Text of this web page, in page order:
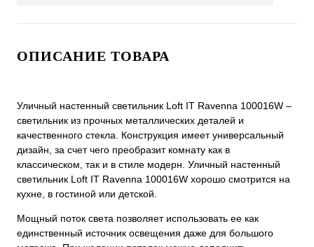
ОПИСАНИЕ ТОВАРА
Уличный настенный светильник Loft IT Ravenna 100016W –
светильник из прочных металлических деталей и
качественного стекла. Конструкция имеет универсальный
дизайн, за счет чего преобразит комнату как в
классическом, так и в стиле модерн. Уличный настенный
светильник Loft IT Ravenna 100016W хорошо смотрится на
кухне, в гостиной или детской.
Мощный поток света позволяет использовать ее как
единственный источник освещения даже для большого